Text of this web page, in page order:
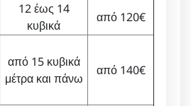
12 έως 14
κυβικά
από 120€
από 15 κυβικά
μέτρα και πάνω
από 140€